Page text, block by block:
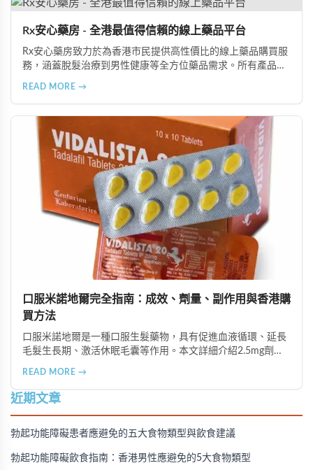
Rx安心藥房 - 全港最值得信賴的線上藥品平台
Rx安心藥房致力於為香港市民提供高性價比的線上藥品購買服
務，涵蓋脫髮治療到男性健康等全方位藥品需求。所有產品均
READ MORE →
口服米諾地爾完全指南：成效、劑量、副作用與香港購
買方法
口服米諾地爾是一種口服生髮藥物，具有促進血液循環、延長
毛髮生長期、激活休眠毛囊等作用。本文詳細介紹2.5mg劑量
購買方法，並提供真實用戶經驗分享。
READ MORE →
近期文章
勃起功能障礙患者應避免的五大食物類型與飲食建議
勃起功能障礙飲食指南：香港男性應避免的5大食物類型